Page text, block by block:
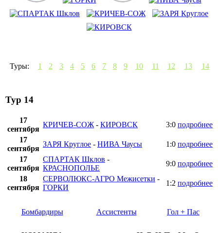
Туры: 1 2 3 4 5 6 7 8 9 10 11 12 13 14
Тур 14
17
сентября
КРИЧЕВ-СОЖ - КИРОВСК 3:0 подробнее
17
сентября
ЗАРЯ Круглое - НИВА Чаусы 1:0 подробнее
17
сентября
СПАРТАК Шклов -
КРАСНОПОЛЬЕ
9:0 подробнее
18
сентября
СЕРВОЛЮКС-АГРО Межисетки -
ГОРКИ
1:2 подробнее
Бомбардиры Ассистенты Гол + Пас